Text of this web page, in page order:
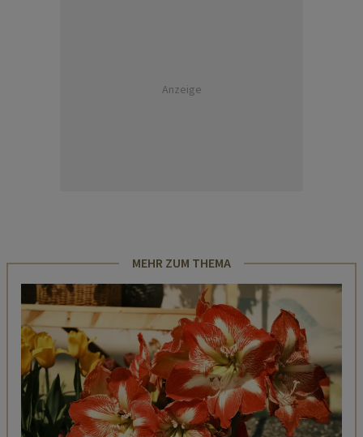
Anzeige
MEHR ZUM THEMA